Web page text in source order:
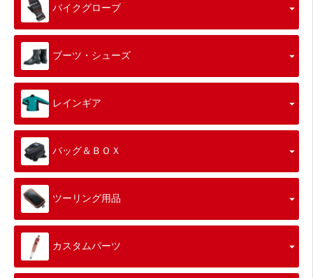
バイクグローブ
ブーツ・シューズ
レインギア
バッグ＆ＢＯＸ
ツーリング用品
カスタムパーツ